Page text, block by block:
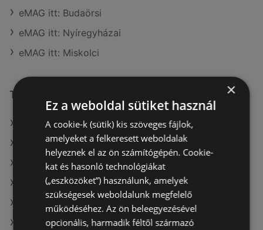
eMAG itt: Budaörsi
eMAG itt: Nyíregyházai
eMAG itt: Miskolci
További linkek
A(z) eMAG ajánlatai
A(z) Media Markt ajánlatai
A(z) Expert Electro ajánlatai
A(z) Expert Electro aktuális akciós újságjai
A(z) Euronics aktuális akciós újságjai
A(z) Office Depot aktuális akciós újságjai
×
Ez a weboldal sütiket használ
A cookie-k (sütik) kis szöveges fájlok,
amelyeket a felkeresett weboldalak
helyeznek el az ön számítógépén. Cookie-
kat és hasonló technológiákat
(„eszközöket”) használunk, amelyek
szükségesek weboldalunk megfelelő
működéséhez. Az ön beleegyezésével
opcionális, harmadik féltől származó